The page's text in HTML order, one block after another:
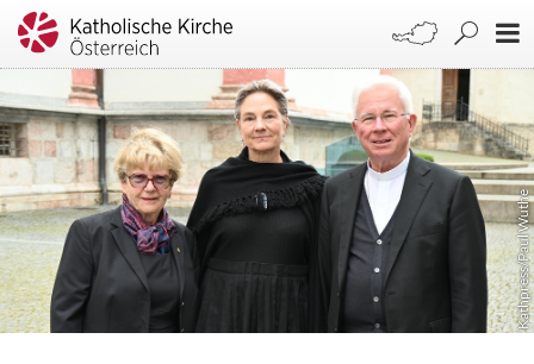
Kathpress/Paul Wuthe